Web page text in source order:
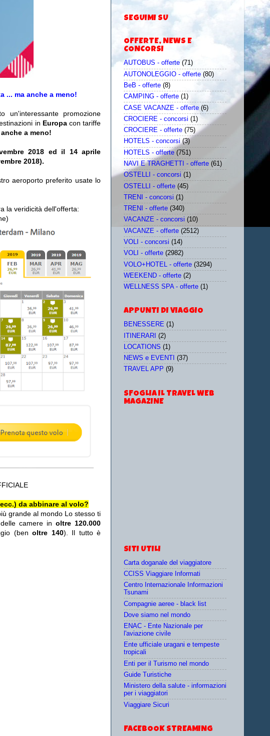
... ma anche a meno!
un'interessante promozione
in Europa con tariffe
a meno!
2018 ed il 14 aprile
2018).
aeroporto preferito usate lo
la veridicità dell'offerta:
da abbinare al volo?
grande al mondo Lo stesso ti
delle camere in oltre 120.000
(benoltre 140). Il tutto è
SEGUIMI SU
OFFERTE, NEWS E
CONCORSI
AUTOBUS - offerte (71)
AUTONOLEGGIO - offerte (80)
BeB - offerte (8)
CAMPING - offerte (1)
CASE VACANZE - offerte (6)
CROCIERE - concorsi (1)
CROCIERE - offerte (75)
HOTELS - concorsi (3)
HOTELS - offerte (751)
NAVI E TRAGHETTI - offerte (61)
OSTELLI - concorsi (1)
OSTELLI - offerte (45)
TRENI - concorsi (1)
TRENI - offerte (340)
VACANZE - concorsi (10)
VACANZE - offerte (2512)
VOLI - concorsi (14)
VOLI - offerte (2982)
VOLO+HOTEL - offerte (3294)
WEEKEND - offerte (2)
WELLNESS SPA - offerte (1)
APPUNTI DI VIAGGIO
BENESSERE (1)
ITINERARI (2)
LOCATIONS (1)
NEWS e EVENTI
(37)
TRAVEL APP (9)
SFOGLIA IL TRAVEL WEB
MAGAZINE
SITI UTILI
Carta doganale del viaggiatore
CCISS Viaggiare Informati
Centro Internazionale Informazioni
Tsunami
Compagnie aeree - black list
Dove siamo nel mondo
ENAC - Ente Nazionale per
l'aviazione civile
Ente ufficiale uragani e tempeste
tropicali
Enti per il Turismo nel mondo
Guide Turistiche
Ministero della salute - informazioni
per i viaggiatori
Viaggiare Sicuri
FACEBOOK STREAMING